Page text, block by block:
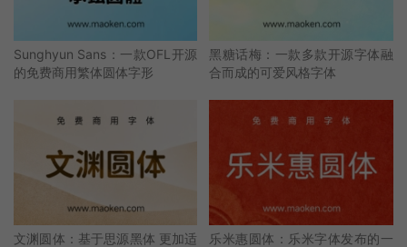
Sunghyun Sans：一款OFL开源
的免费商用繁体圆体字形
黑糖话梅：一款多款开源字体融
合而成的可爱风格字体
文渊圆体：基于思源黑体 更加适
乐米惠圆体：乐米字体发布的一